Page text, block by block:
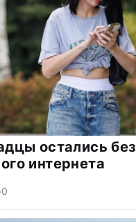
остались без
интернета
0